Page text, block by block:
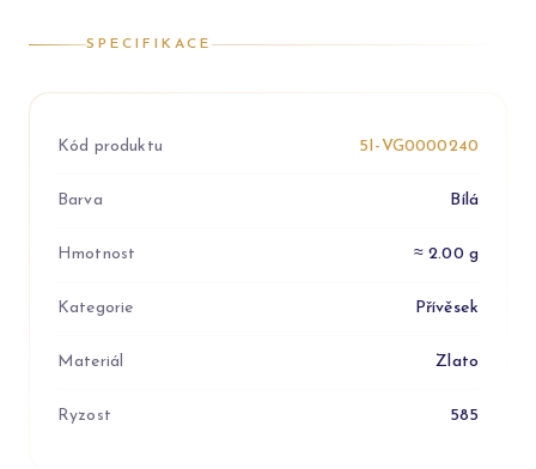
SPECIFIKACE
Kód produktu 5I-VG0000240
Barva Bílá
Hmotnost ≈ 2.00 g
Kategorie Přívěsek
Materiál Zlato
Ryzost 585